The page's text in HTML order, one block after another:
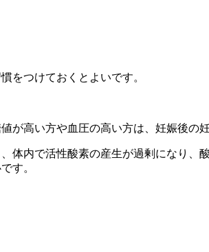
をつけておくとよいです。
高い方や血圧の高い方は、妊娠後の
体内で活性酸素の産生が過剰になり
す。